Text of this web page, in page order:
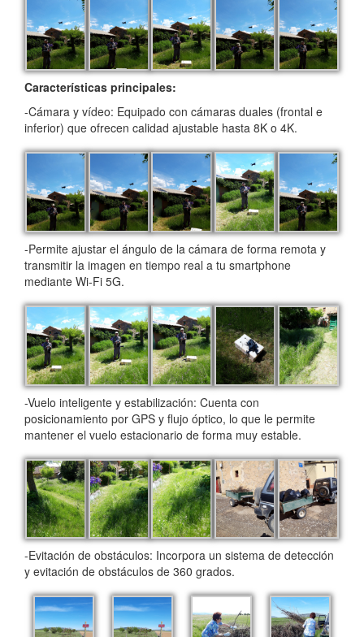
Características principales:
-Cámara y vídeo: Equipado con cámaras duales (frontal e
inferior) que ofrecen calidad ajustable hasta 8K o 4K.
-Permite ajustar el ángulo de la cámara de forma remota y
transmitir la imagen en tiempo real a tu smartphone
mediante Wi-Fi 5G.
-Vuelo inteligente y estabilización: Cuenta con
posicionamiento por GPS y flujo óptico, lo que le permite
mantener el vuelo estacionario de forma muy estable.
-Evitación de obstáculos: Incorpora un sistema de detección
y evitación de obstáculos de 360 grados.